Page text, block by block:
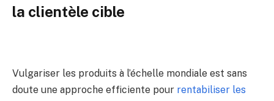
la clientèle cible
Vulgariser les produits à l’échelle mondiale est sans
doute une approche efficiente pour rentabiliser les